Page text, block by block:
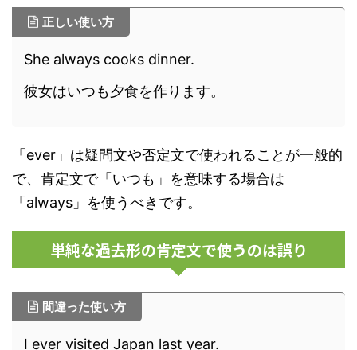
正しい使い方
She always cooks dinner.
彼女はいつも夕食を作ります。
「ever」は疑問文や否定文で使われることが一般的
で、肯定文で「いつも」を意味する場合は
「always」を使うべきです。
単純な過去形の肯定文で使うのは誤り
間違った使い方
I ever visited Japan last year.